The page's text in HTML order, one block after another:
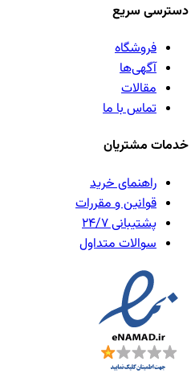
دسترسی سریع
فروشگاه
آگهی‌ها
مقالات
تماس با ما
خدمات مشتریان
راهنمای خرید
قوانین و مقررات
پشتیبانی ۲۴/۷
سوالات متداول